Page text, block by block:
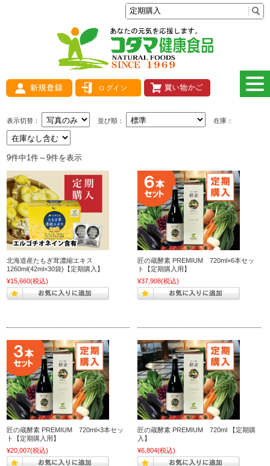
表示切替： 並び順： 在庫：
9件中1件～9件を表示
北海道産たもぎ茸濃縮エキス
1260ml(42ml×30袋)【定期購入】
¥15,660(税込)
匠の蔵酵素 PREMIUM 720ml×6本セッ
ト【定期購入用】
¥37,908(税込)
匠の蔵酵素 PREMIUM 720ml×3本セッ
ト【定期購入用】
¥20,007(税込)
匠の蔵酵素 PREMIUM 720ml 【定期購
入】
¥6,804(税込)